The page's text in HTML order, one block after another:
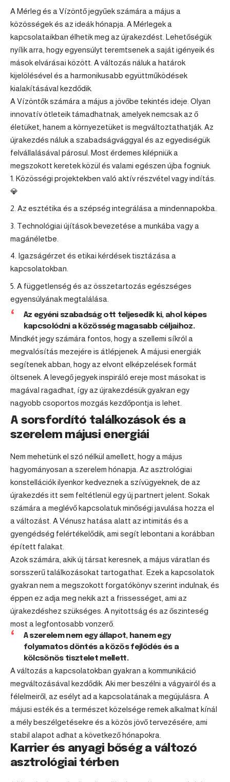
A Mérleg és a Vízöntőjegyűek számára a május a
közösségek és az ideák hónapja. A Mérlegek a
kapcsolataikban élhetik meg az újrakezdést. Lehetőségük
nyílik arra, hogy egyensúlyt teremtsenek a saját igényeik és
mások elvárásai között. A változás náluk a határok
kijelölésével és a harmonikusabb együttműködések
kialakításával kezdődik.
A Vízöntők számára a május a jövőbe tekintés ideje. Olyan
innovatív ötleteik támadhatnak, amelyek nemcsak az ő
életüket, hanem a környezetüket is megváltoztathatják. Az
újrakezdés náluk a szabadságvággyal és az egyediségük
felvállalásával párosul. Most érdemes kilépniük a
megszokott keretek közül és valami egészen újba fogniuk.
Közösségi projektekben való aktív részvétel vagy indítás.
💎
Az esztétika és a szépség integrálása a mindennapokba.
Technológiai újítások bevezetése a munkába vagy a
magánéletbe.
Igazságérzet és etikai kérdések tisztázása a
kapcsolatokban.
A függetlenség és az összetartozás egészséges
egyensúlyának megtalálása.
Az egyéni szabadság ott teljesedik ki, ahol képes
kapcsolódni a közösség magasabb céljaihoz.
Mindkét jegy számára fontos, hogy a szellemi síkról a
megvalósítás mezejére is átlépjenek. A májusi energiák
segítenek abban, hogy az elvont elképzelések formát
öltsenek. A levegő jegyekinspiráló ereje most másokat is
magával ragadhat, így az újrakezdésük gyakran egy
nagyobb csoportos mozgás kezdőpontja is lehet.
A sorsfordító találkozások és a
szerelem májusi energiái
Nem mehetünk el szó nélkül amellett, hogy a május
hagyományosan a szerelem hónapja. Az asztrológiai
konstellációk ilyenkor kedveznek a szívügyeknek, de az
újrakezdés itt sem feltétlenül egy új partnert jelent. Sokak
számára a meglévő kapcsolatuk minőségi javulása hozza el
a változást. A Vénusz hatása alatt az intimitás és a
gyengédség felértékelődik, ami segít lebontani a korábban
épített falakat.
Azok számára, akik új társat keresnek, a május váratlan és
sorsszerű találkozásokat tartogathat. Ezek a kapcsolatok
gyakran nem a megszokott forgatókönyv szerint indulnak, és
éppen ez adja meg nekik azt a frissességet, ami az
újrakezdéshez szükséges. A nyitottság és az őszinteség
most a legfontosabb vonzerő.
A szerelem nem egy állapot, hanem egy
folyamatos döntés a közös fejlődés és a
kölcsönös tisztelet mellett.
A változás a kapcsolatokban gyakran a kommunikáció
megváltozásával kezdődik. Aki mer beszélni a vágyairól és a
félelmeiről, az esélyt ad a kapcsolatának a megújulásra. A
májusi esték és a természet közelsége remek alkalmat kínál
a mély beszélgetésekre és a közös jövő tervezésére, ami
stabil alapot adhat a következő hónapokra.
Karrier és anyagi bőség a változó
asztrológiai térben